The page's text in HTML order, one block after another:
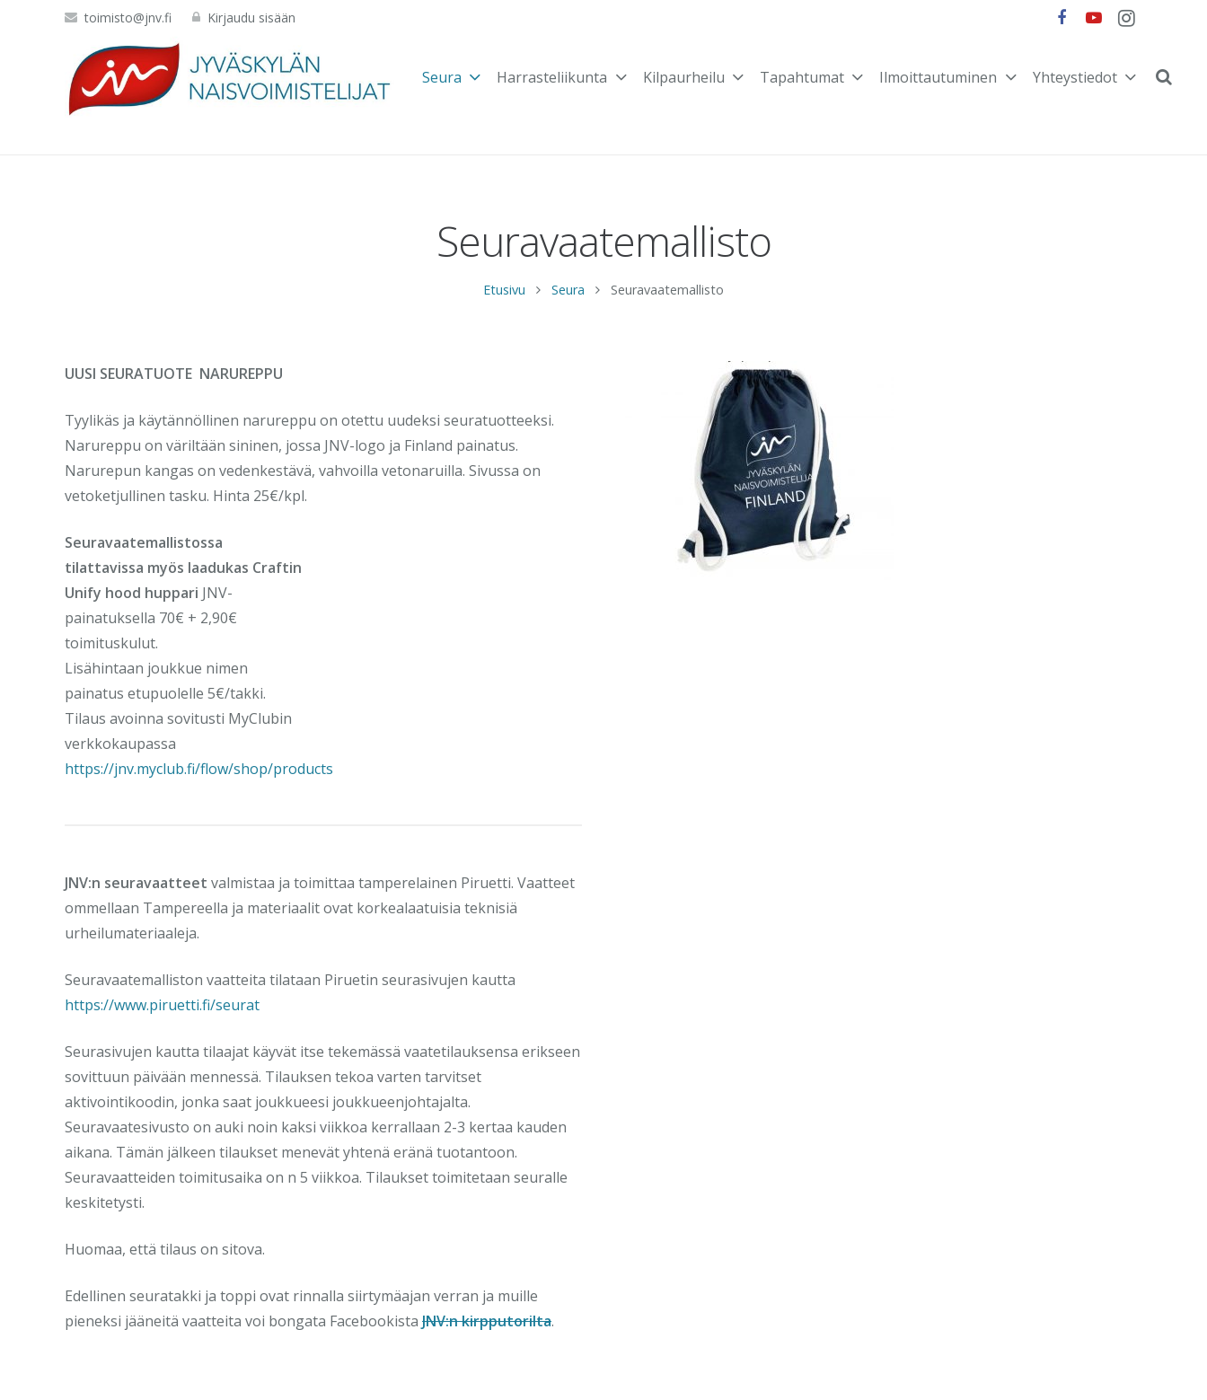
toimisto@jnv.fi Kirjaudu sisään
Seura Harrasteliikunta Kilpaurheilu Tapahtumat Ilmoittautuminen Yhteystiedot
Seuravaatemallisto
Etusivu Seura Seuravaatemallisto
UUSI SEURATUOTE NARUREPPU
Tyylikäs ja käytännöllinen narureppu on otettu uudeksi seuratuotteeksi.
Narureppu on väriltään sininen, jossa JNV-logo ja Finland painatus.
Narurepun kangas on vedenkestävä, vahvoilla vetonaruilla. Sivussa on
vetoketjullinen tasku. Hinta 25€/kpl.
Seuravaatemallistossa
tilattavissa myös laadukas Craftin
Unify hood huppari JNV-
painatuksella 70€ + 2,90€
toimituskulut.
Lisähintaan joukkue nimen
painatus etupuolelle 5€/takki.
Tilaus avoinna sovitusti MyClubin
verkkokaupassa
https://jnv.myclub.fi/flow/shop/products
JNV:n seuravaatteet valmistaa ja toimittaa tamperelainen Piruetti. Vaatteet
ommellaan Tampereella ja materiaalit ovat korkealaatuisia teknisiä
urheilumateriaaleja.
Seuravaatemalliston vaatteita tilataan Piruetin seurasivujen kautta
https://www.piruetti.fi/seurat
Seurasivujen kautta tilaajat käyvät itse tekemässä vaatetilauksensa erikseen
sovittuun päivään mennessä. Tilauksen tekoa varten tarvitset
aktivointikoodin, jonka saat joukkueesi joukkueenjohtajalta.
Seuravaatesivusto on auki noin kaksi viikkoa kerrallaan 2-3 kertaa kauden
aikana. Tämän jälkeen tilaukset menevät yhtenä eränä tuotantoon.
Seuravaatteiden toimitusaika on n 5 viikkoa. Tilaukset toimitetaan seuralle
keskitetysti.
Huomaa, että tilaus on sitova.
Edellinen seuratakki ja toppi ovat rinnalla siirtymäajan verran ja muille
pieneksi jääneitä vaatteita voi bongata Facebookista JNV:n kirpputorilta.